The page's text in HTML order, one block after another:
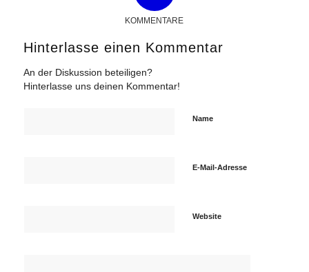
KOMMENTARE
Hinterlasse einen Kommentar
An der Diskussion beteiligen?
Hinterlasse uns deinen Kommentar!
Name
E-Mail-Adresse
Website